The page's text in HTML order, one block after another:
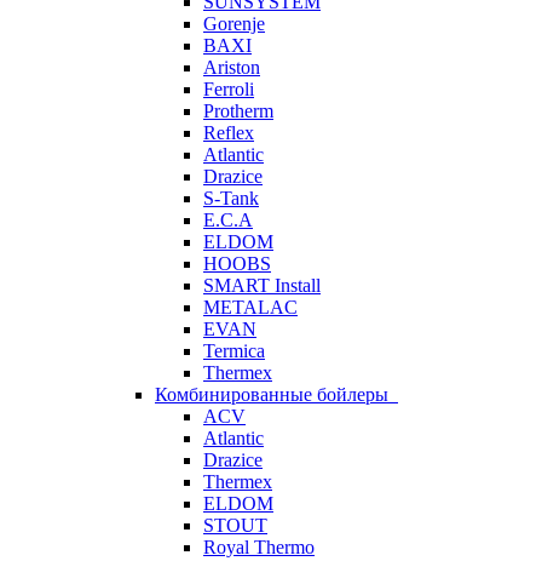
Gorenje
BAXI
Ariston
Ferroli
Protherm
Reflex
Atlantic
Drazice
S-Tank
E.C.A
ELDOM
HOOBS
SMART Install
METALAC
EVAN
Termica
Thermex
Комбинированные бойлеры
ACV
Atlantic
Drazice
Thermex
ELDOM
STOUT
Royal Thermo